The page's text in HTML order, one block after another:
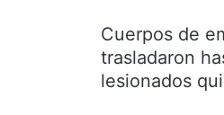
Cuerpos de
trasladaron
lesionados